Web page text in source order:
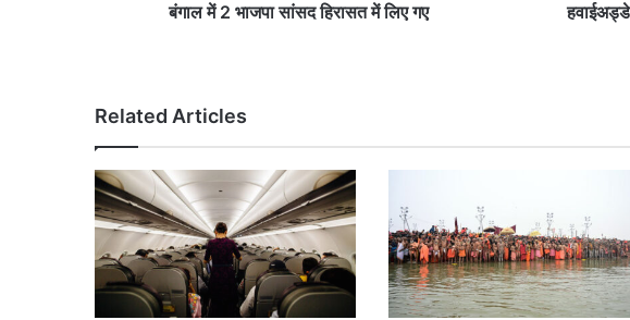
त
में
लि
ए
ग
बंगाल में 2 भाजपा सांसद हिरासत में लिए गए
क
के
च
ल
ते
Related Articles